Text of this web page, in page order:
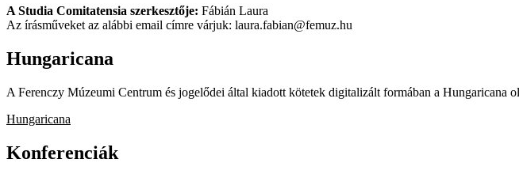
A Studia Comitatensia szerkesztője: Fábián Laura
Az írásműveket az alábbi email címre várjuk: laura.fabian@femuz.hu
Hungaricana
A Ferenczy Múzeumi Centrum és jogelődei által kiadott kötetek digitalizált formában a Hungaricana
Hungaricana
Konferenciák